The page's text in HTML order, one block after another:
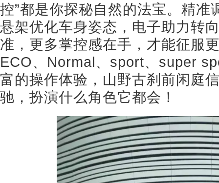
控”都是你探秘自然的法宝。精准
悬架优化车身姿态，电子助力转
准，更多掌控感在手，才能征服
ECO、Normal、sport、super
富的操作体验，山野古刹前闲庭
驰，扮演什么角色它都会！